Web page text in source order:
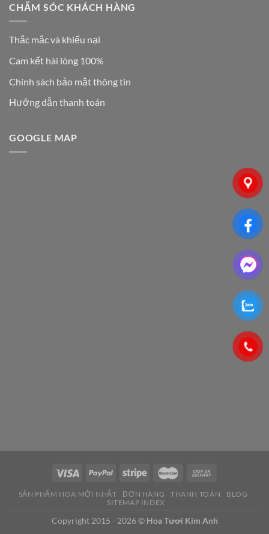
CHĂM SÓC KHÁCH HÀNG
Thắc mắc và khiếu nại
Cam kết hài lòng 100%
Chính sách bảo mật thông tin
Hướng dẫn thanh toán
GOOGLE MAP
SẢN PHẨM HOA MỚI NHẤT ĐƠN HÀNG THANH TOÁN
BLOG
SITEMAP INDEX
Copyright 2015 - 2026 © Hoa Tươi Kim Anh